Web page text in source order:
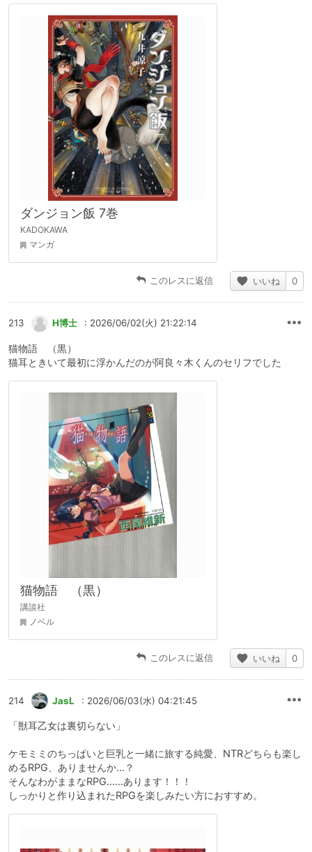
ダンジョン飯 7巻
KADOKAWA
マンガ
このレスに返信 いいね 0
213 H博士 : 2026/06/02(火) 21:22:14
猫物語 （黒）
猫耳ときいて最初に浮かんだのが阿良々木くんのセリフでした
猫物語 （黒）
講談社
ノベル
このレスに返信 いいね 0
214 JasL : 2026/06/03(水) 04:21:45
「獣耳乙女は裏切らない」
ケモミミのちっぱいと巨乳と一緒に旅する純愛、NTRどちらも楽し
めるRPG、ありませんか…？
そんなわがままなRPG……あります！！！
しっかりと作り込まれたRPGを楽しみたい方におすすめ。